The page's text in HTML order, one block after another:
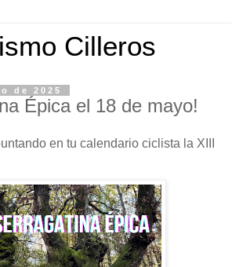
Cilleros
de 2025
Épica el 18 de mayo!
en tu calendario ciclista la XIII